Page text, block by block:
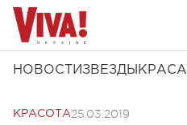
НОВОСТИ ЗВЕЗДЫ КРАСА
КРАСОТА25.03.2019